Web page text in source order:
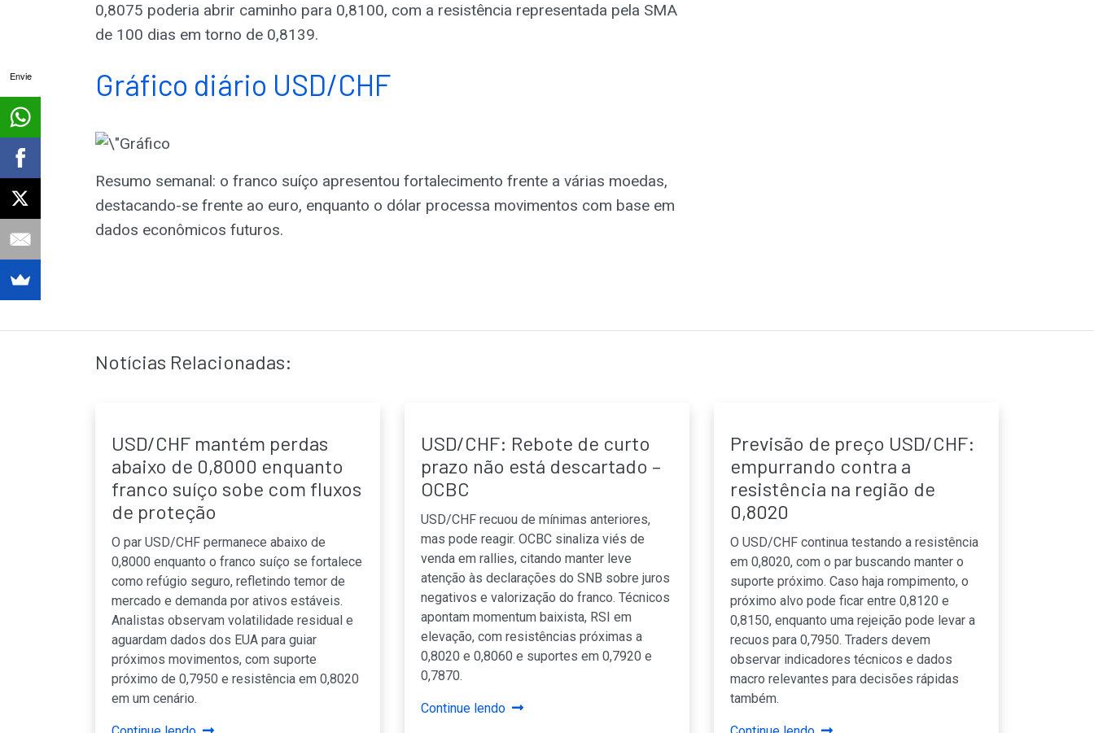
0,8075 poderia abrir caminho para 0,8100, com a resistência representada pela SMA
de 100 dias em torno de 0,8139.
Gráfico diário USD/CHF
Resumo semanal: o franco suíço apresentou fortalecimento frente a várias moedas,
destacando-se frente ao euro, enquanto o dólar processa movimentos com base em
dados econômicos futuros.
Notícias Relacionadas:
USD/CHF mantém perdas
abaixo de 0,8000 enquanto
franco suíço sobe com fluxos
de proteção
O par USD/CHF permanece abaixo de
0,8000 enquanto o franco suíço se fortalece
como refúgio seguro, refletindo temor de
mercado e demanda por ativos estáveis.
Analistas observam volatilidade residual e
aguardam dados dos EUA para guiar
próximos movimentos, com suporte
próximo de 0,7950 e resistência em 0,8020
em um cenário.
USD/CHF: Rebote de curto
prazo não está descartado –
OCBC
USD/CHF recuou de mínimas anteriores,
mas pode reagir. OCBC sinaliza viés de
venda em rallies, citando manter leve
atenção às declarações do SNB sobre juros
negativos e valorização do franco. Técnicos
apontam momentum baixista, RSI em
elevação, com resistências próximas a
0,8020 e 0,8060 e suportes em 0,7920 e
0,7870.
Continue lendo
Previsão de preço USD/CHF:
empurrando contra a
resistência na região de
0,8020
O USD/CHF continua testando a resistência
em 0,8020, com o par buscando manter o
suporte próximo. Caso haja rompimento, o
próximo alvo pode ficar entre 0,8120 e
0,8150, enquanto uma rejeição pode levar a
recuos para 0,7950. Traders devem
observar indicadores técnicos e dados
macro relevantes para decisões rápidas
também.
Envie